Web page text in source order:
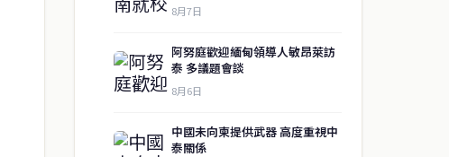
8月7日
阿努庭歡迎緬甸領導人敏昂萊訪
泰 多議題會談
8月6日
中國未向柬提供武器 高度重視中
泰關係